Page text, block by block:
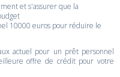
et s'assurer que la
10000 euros pour réduire le
actuel pour un prêt personnel
offre de crédit pour votre